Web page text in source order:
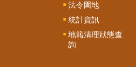
法令園地
統計資訊
地籍清理狀態查
詢